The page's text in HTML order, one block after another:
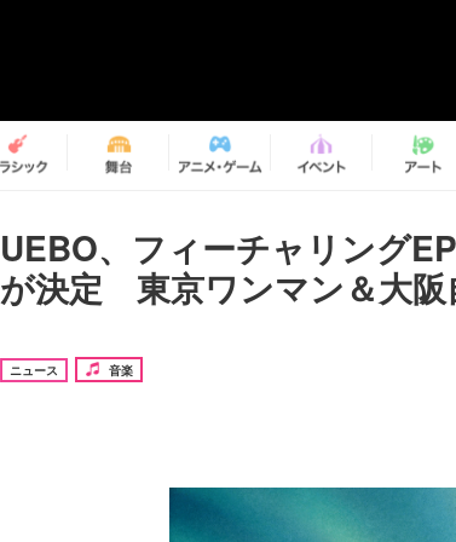
UEBO、フィーチャリング
が決定 東京ワンマン＆大阪
ニュース 音楽